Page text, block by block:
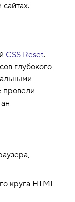
CSS Reset.
глубокого
провели
круга HTML-